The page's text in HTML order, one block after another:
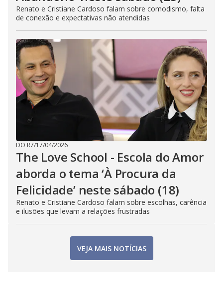
Renato e Cristiane Cardoso falam sobre comodismo, falta
de conexão e expectativas não atendidas
DO R7/17/04/2026
The Love School - Escola do Amor
aborda o tema ‘À Procura da
Felicidade’ neste sábado (18)
Renato e Cristiane Cardoso falam sobre escolhas, carência
e ilusões que levam a relações frustradas
VEJA MAIS NOTÍCIAS